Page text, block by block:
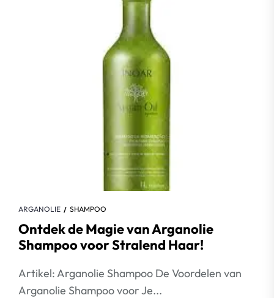
ARGANOLIE SHAMPOO
Ontdek de Magie van Arganolie
Shampoo voor Stralend Haar!
Artikel: Arganolie Shampoo De Voordelen van
Arganolie Shampoo voor Je...